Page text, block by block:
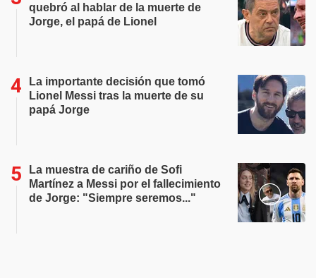
quebró al hablar de la muerte de
Jorge, el papá de Lionel
La importante decisión que tomó
Lionel Messi tras la muerte de su
papá Jorge
La muestra de cariño de Sofi
Martínez a Messi por el fallecimiento
de Jorge: "Siempre seremos..."